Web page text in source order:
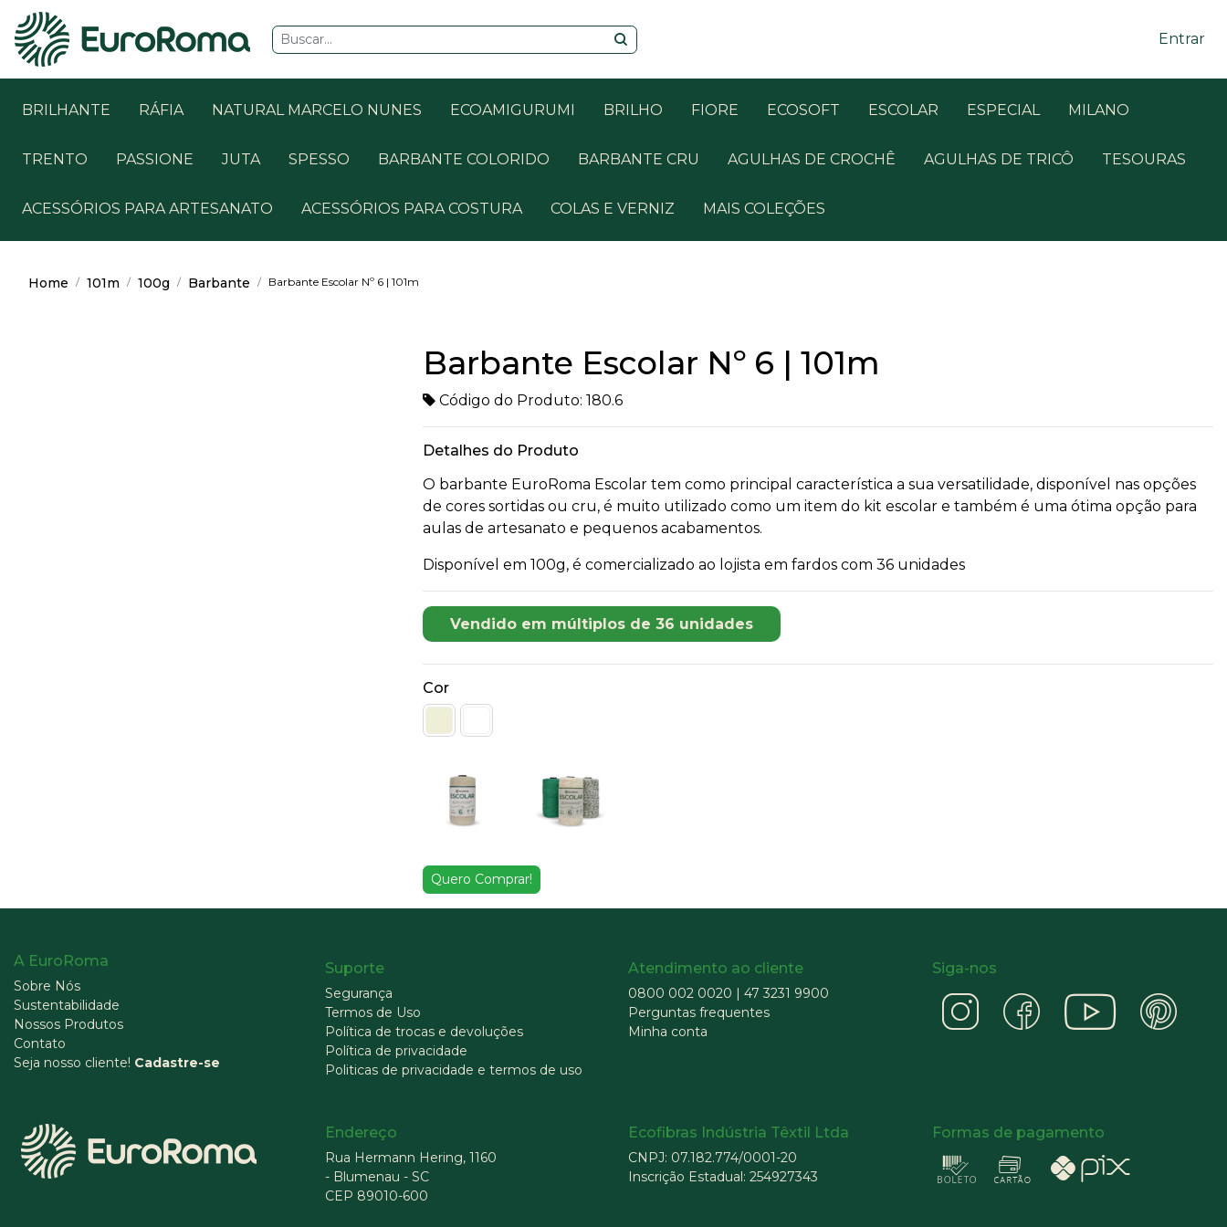
Entrar
BRILHANTE RÁFIA NATURAL MARCELO NUNES ECOAMIGURUMI BRILHO FIORE ECOSOFT ESCOLAR ESPECIAL MILANO
TRENTO PASSIONE JUTA SPESSO BARBANTE COLORIDO BARBANTE CRU AGULHAS DE CROCHÊ AGULHAS DE TRICÔ TESOURAS
ACESSÓRIOS PARA ARTESANATO ACESSÓRIOS PARA COSTURA COLAS E VERNIZ MAIS COLEÇÕES
Home 101m 100g Barbante Barbante Escolar Nº 6 | 101m
Barbante Escolar Nº 6 | 101m
Código do Produto: 180.6
Detalhes do Produto
O barbante EuroRoma Escolar tem como principal característica a sua versatilidade, disponível nas opções
de cores sortidas ou cru, é muito utilizado como um item do kit escolar e também é uma ótima opção para
aulas de artesanato e pequenos acabamentos.
Disponível em 100g, é comercializado ao lojista em fardos com 36 unidades
Vendido em múltiplos de 36 unidades
Cor
Quero Comprar!
A EuroRoma
Sobre Nós
Sustentabilidade
Nossos Produtos
Contato
Seja nosso cliente! Cadastre-se
Suporte
Segurança
Termos de Uso
Política de trocas e devoluções
Política de privacidade
Politicas de privacidade e termos de uso
Atendimento ao cliente
0800 002 0020 | 47 3231 9900
Perguntas frequentes
Minha conta
Siga-nos
Endereço
Rua Hermann Hering, 1160
- Blumenau - SC
CEP 89010-600
Ecofibras Indústria Têxtil Ltda
CNPJ: 07.182.774/0001-20
Inscrição Estadual: 254927343
Formas de pagamento